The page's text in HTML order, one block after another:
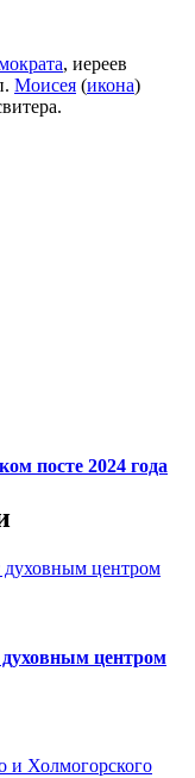
, иереев
Моисея (икона)
посте 2024 года
центром
и Холмогорского